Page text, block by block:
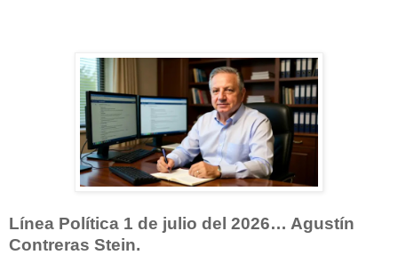
Línea Política 1 de julio del 2026… Agustín
Contreras Stein.